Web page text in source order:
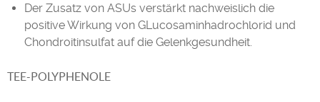
Der Zusatz von ASUs verstärkt nachweislich die
positive Wirkung von GLucosaminhadrochlorid und
Chondroitinsulfat auf die Gelenkgesundheit.
TEE-POLYPHENOLE